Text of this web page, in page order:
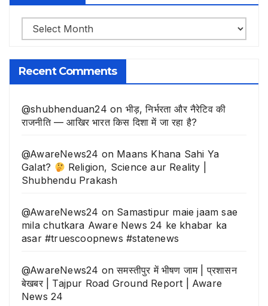
भूली-
बिसरी
खबरे
Recent Comments
@shubhenduan24 on भीड़, निर्भरता और नैरेटिव की
राजनीति — आखिर भारत किस दिशा में जा रहा है?
@AwareNews24 on Maans Khana Sahi Ya
Galat?
Religion, Science aur Reality |
Shubhendu Prakash
@AwareNews24 on Samastipur maie jaam sae
mila chutkara Aware News 24 ke khabar ka
asar #truescoopnews #statenews
@AwareNews24 onसमस्तीपुर में भीषण जाम | प्रशासन
बेखबर | Tajpur Road Ground Report | Aware
News 24